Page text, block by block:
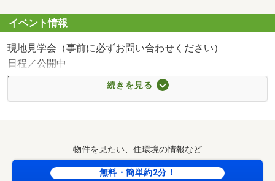
イベント情報
現地見学会（事前に必ずお問い合わせください）
日程／公開中
時間／8:00～22:00
行代理業者です。
魅力的な金利に加え、金利上乗せなしで全疾病保障が付帯
続きを見る
物件を見たい、住環境の情報など
無料・簡単約2分！